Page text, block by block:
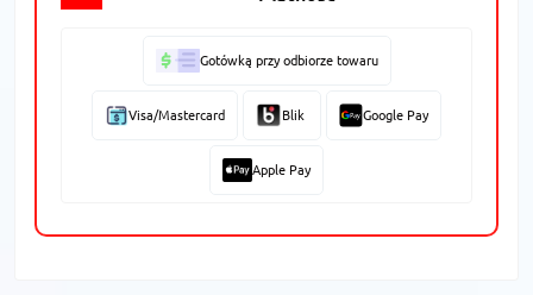
Gotówką przy odbiorze towaru
Visa/Mastercard Blik Google Pay
Apple Pay